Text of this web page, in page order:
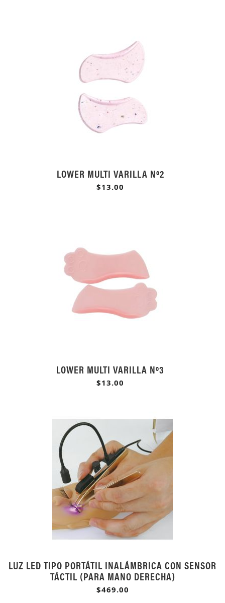
LOWER MULTI VARILLA Nº2
$13.00
LOWER MULTI VARILLA Nº3
$13.00
LUZ LED TIPO PORTÁTIL INALÁMBRICA CON SENSOR
TÁCTIL (PARA MANO DERECHA)
$469.00